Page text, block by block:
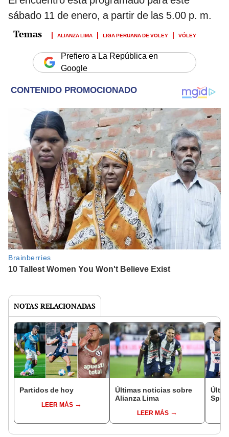
sábado 11 de enero, a partir de las 5.00 p. m.
ALIANZA LIMA LIGA PERUANA DE VOLEY VÓLEY
Prefiero a La República en
Google
NOTAS RELACIONADAS
Partidos de hoy
LEER MÁS
Últimas noticias sobre
Alianza Lima
LEER MÁS